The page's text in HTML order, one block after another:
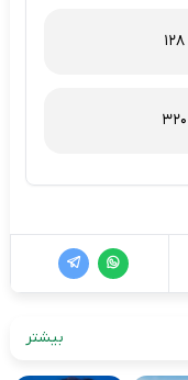
بیشتر